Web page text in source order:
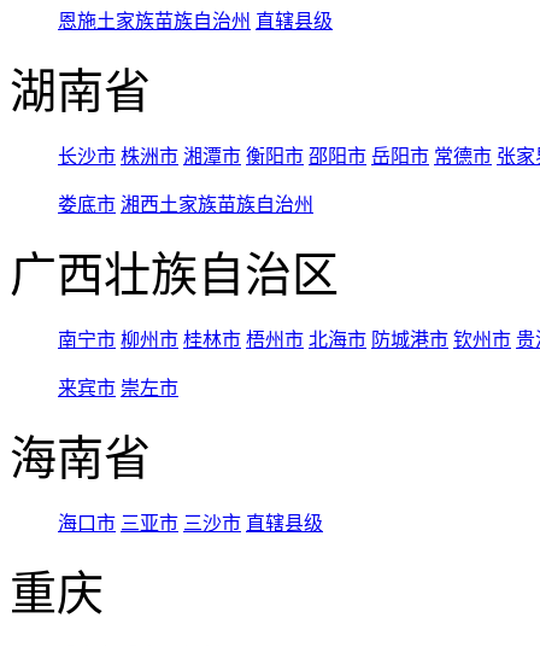
恩施土家族苗族自治州 直辖县级
湖南省
长沙市 株洲市 湘潭市 衡阳市 邵阳市 岳阳市 常德市 张家
娄底市 湘西土家族苗族自治州
广西壮族自治区
南宁市 柳州市 桂林市 梧州市 北海市 防城港市 钦州市 贵
来宾市 崇左市
海南省
海口市 三亚市 三沙市 直辖县级
重庆